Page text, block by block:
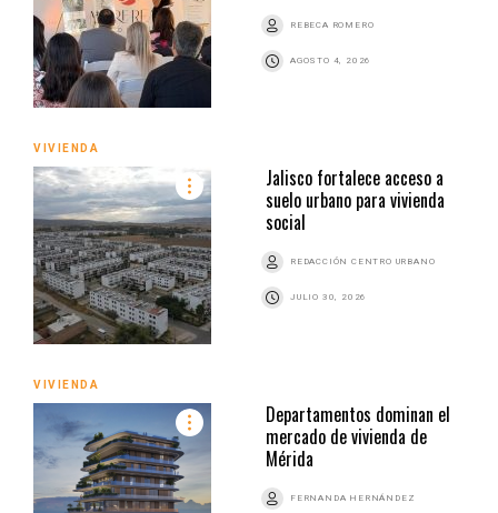
REBECA ROMERO
AGOSTO 4, 2026
VIVIENDA
Jalisco fortalece acceso a
suelo urbano para vivienda
social
REDACCIÓN CENTRO URBANO
JULIO 30, 2026
VIVIENDA
Departamentos dominan el
mercado de vivienda de
Mérida
FERNANDA HERNÁNDEZ